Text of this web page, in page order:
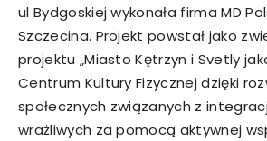
ul Bydgoskiej wykonała firma MD
Szczecina. Projekt powstał jako
projektu „Miasto Kętrzyn i Svetly
Centrum Kultury Fizycznej dzięki
społecznych związanych z
wrażliwych za pomocą aktywnej